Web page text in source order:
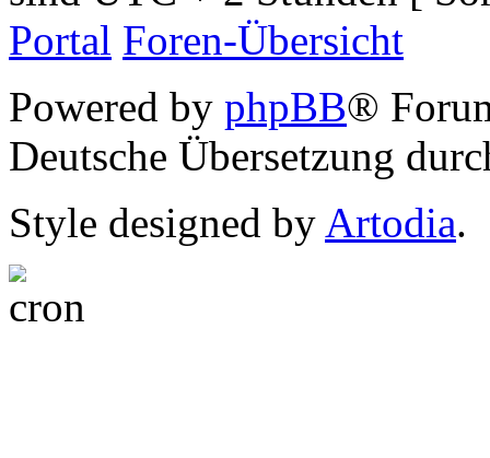
Portal Foren-Übersicht
Powered by phpBB®
Deutsche Übersetzung
Style designed by Artodia.